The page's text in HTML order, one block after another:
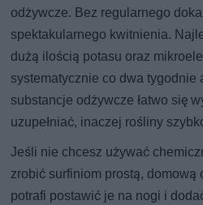
odżywcze. Bez regularnego
spektakularnego kwitnienia.
dużą ilością potasu oraz
systematycznie co dwa
substancje odżywcze łatwo się
uzupełniać, inaczej rośliny
Jeśli nie chcesz używać
zrobić surfiniom prostą, domową
potrafi postawić je na nogi i